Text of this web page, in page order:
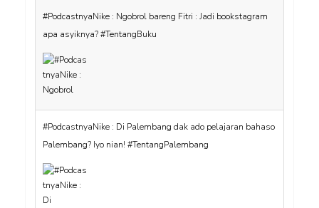
#PodcastnyaNike : Ngobrol bareng Fitri : Jadi bookstagram
apa asyiknya? #TentangBuku
#PodcastnyaNike : Di Palembang dak ado pelajaran bahaso
Palembang? Iyo nian! #TentangPalembang